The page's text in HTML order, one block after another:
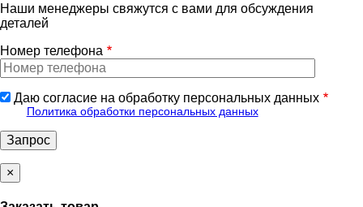
Наши менеджеры свяжутся с вами для обсуждения
деталей
Номер телефона
Даю согласие на обработку персональных данных
Политика обработки персональных данных
×